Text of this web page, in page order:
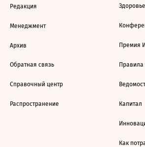
Редакция
Менеджмент
Архив
Обратная связь
Справочный центр
Распространение
Здоровье
Премия
Правила
Капитал
Как